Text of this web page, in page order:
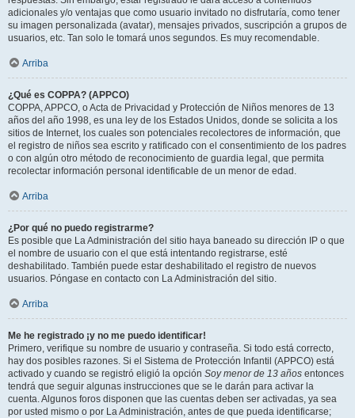
adicionales y/o ventajas que como usuario invitado no disfrutaría, como tener
su imagen personalizada (avatar), mensajes privados, suscripción a grupos de
usuarios, etc. Tan solo le tomará unos segundos. Es muy recomendable.
Arriba
¿Qué es COPPA? (APPCO)
COPPA, APPCO, o Acta de Privacidad y Protección de Niños menores de 13
años del año 1998, es una ley de los Estados Unidos, donde se solicita a los
sitios de Internet, los cuales son potenciales recolectores de información, que
el registro de niños sea escrito y ratificado con el consentimiento de los padres
o con algún otro método de reconocimiento de guardia legal, que permita
recolectar información personal identificable de un menor de edad.
Arriba
¿Por qué no puedo registrarme?
Es posible que La Administración del sitio haya baneado su dirección IP o que
el nombre de usuario con el que está intentando registrarse, esté
deshabilitado. También puede estar deshabilitado el registro de nuevos
usuarios. Póngase en contacto con La Administración del sitio.
Arriba
Me he registrado ¡y no me puedo identificar!
Primero, verifique su nombre de usuario y contraseña. Si todo está correcto,
hay dos posibles razones. Si el Sistema de Protección Infantil (APPCO) está
activado y cuando se registró eligió la opción Soy menor de 13 años entonces
tendrá que seguir algunas instrucciones que se le darán para activar la
cuenta. Algunos foros disponen que las cuentas deben ser activadas, ya sea
por usted mismo o por La Administración, antes de que pueda identificarse;